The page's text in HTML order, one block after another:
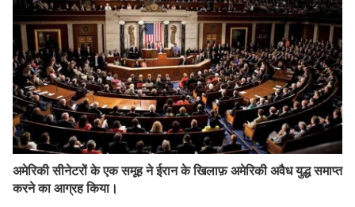
अमेरिकी सीनेटरों के एक समूह ने ईरान के खिलाफ़ अमेरिकी अवैध युद्ध समाप्त
करने का आग्रह किया।